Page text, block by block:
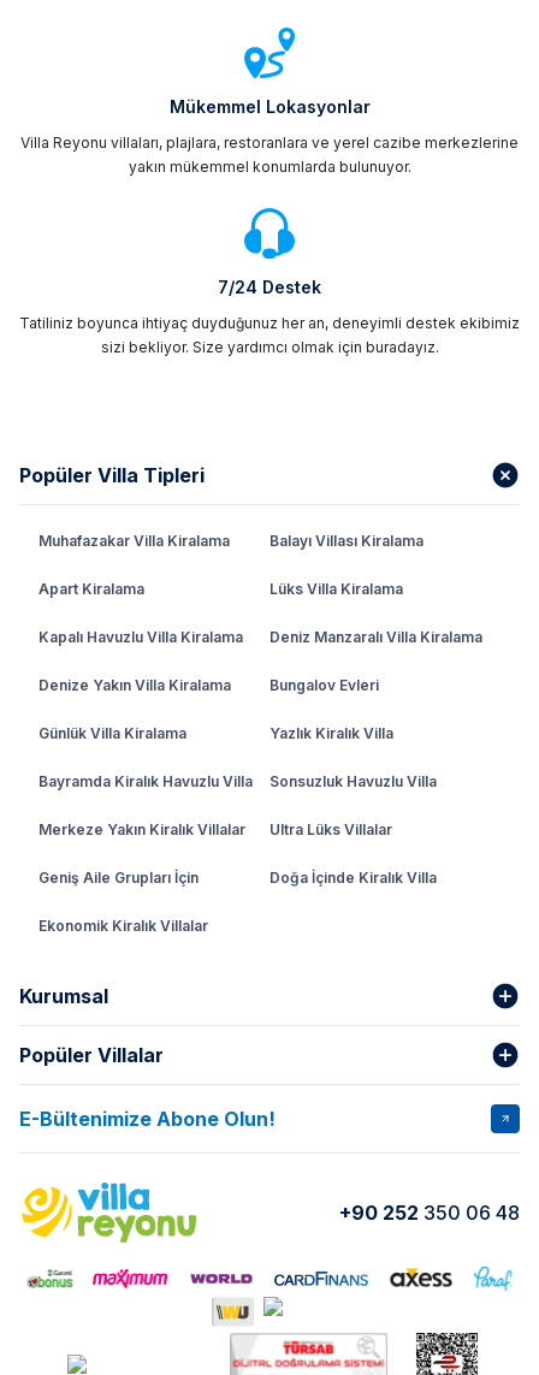
Mükemmel Lokasyonlar
Villa Reyonu villaları, plajlara, restoranlara ve yerel cazibe merkezlerine
yakın mükemmel konumlarda bulunuyor.
7/24 Destek
Tatiliniz boyunca ihtiyaç duyduğunuz her an, deneyimli destek ekibimiz
sizi bekliyor. Size yardımcı olmak için buradayız.
Popüler Villa Tipleri
Muhafazakar Villa Kiralama Balayı Villası Kiralama
Apart Kiralama Lüks Villa Kiralama
Kapalı Havuzlu Villa Kiralama Deniz Manzaralı Villa Kiralama
Denize Yakın Villa Kiralama Bungalov Evleri
Günlük Villa Kiralama Yazlık Kiralık Villa
Bayramda Kiralık Havuzlu Villa Sonsuzluk Havuzlu Villa
Merkeze Yakın Kiralık Villalar Ultra Lüks Villalar
Geniş Aile Grupları İçin Doğa İçinde Kiralık Villa
Ekonomik Kiralık Villalar
Kurumsal
Hakkımızda
İptal Şartları Banka Hesapları
Kurumsal Blog
Yorumlar Nasıl Kiralarım
Popüler Villalar
VİLLA SALKIM VİLLA SLAY 1
VİLLA OLENNA 1 VİLLA MERT
VILLA ADRIMA 1
VİLLA TİAMO VİLLA ZEYTİN DALI
E-Bültenimize Abone Olun!
+90 252 350 06 48